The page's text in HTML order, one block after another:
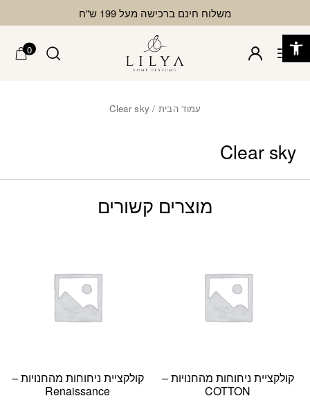
משלוח חינם ברכישה מעל 199 ש"ח
0
עמוד הבית / Clear sky
Clear sky
מוצרים קשורים
קולקציית ניחוחות מהחנויות –
COTTON
קולקציית ניחוחות מהחנויות –
Renaissance
פתח סרגל נגישות